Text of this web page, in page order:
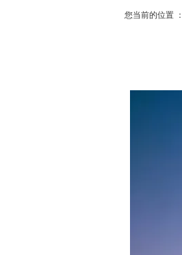
您当前的位置 ：